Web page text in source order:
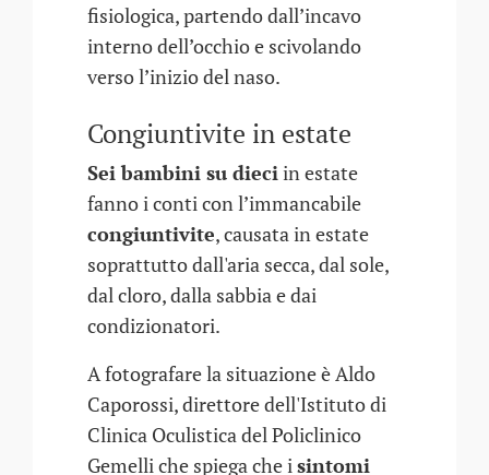
fisiologica, partendo dall’incavo
interno dell’occhio e scivolando
verso l’inizio del naso.
Congiuntivite in estate
Sei bambini su dieciin estate
fanno i conti con l’immancabile
congiuntivite, causata in estate
soprattutto dall'aria secca, dal sole,
dal cloro, dalla sabbia e dai
condizionatori.
A fotografare la situazione è Aldo
Caporossi, direttore dell'Istituto di
Clinica Oculistica del Policlinico
Gemelli che spiega che isintomi